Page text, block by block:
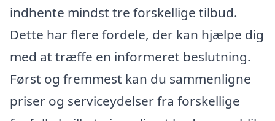
indhente mindst tre forskellige tilbud.
Dette har flere fordele, der kan hjælpe dig
med at træffe en informeret beslutning.
Først og fremmest kan du sammenligne
priser og serviceydelser fra forskellige